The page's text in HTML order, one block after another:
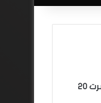
أيت منا: “الوداد اليوم عايشة بسبابي وخسرت 20